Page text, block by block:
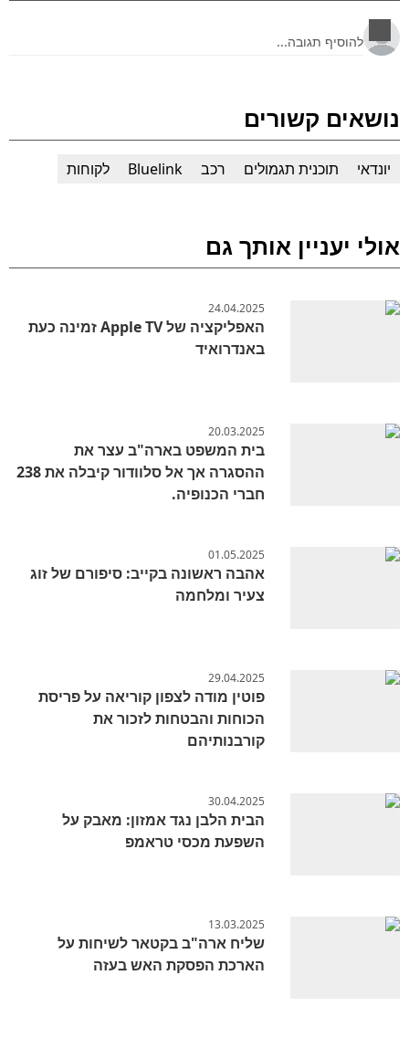
נושאים קשורים
יונדאי תוכנית תגמולים רכב Bluelink לקוחות
אולי יעניין אותך גם
24.04.2025
האפליקציה של Apple TV זמינה כעת
באנדרואיד
20.03.2025
בית המשפט בארה"ב עצר את
ההסגרה אך אל סלוודור קיבלה את 238
חברי הכנופיה.
01.05.2025
אהבה ראשונה בקייב: סיפורם של זוג
צעיר ומלחמה
29.04.2025
פוטין מודה לצפון קוריאה על פריסת
הכוחות והבטחות לזכור את
קורבנותיהם
30.04.2025
הבית הלבן נגד אמזון: מאבק על
השפעת מכסי טראמפ
13.03.2025
שליח ארה"ב בקטאר לשיחות על
הארכת הפסקת האש בעזה